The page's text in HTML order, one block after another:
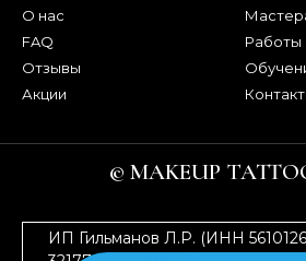
О нас
FAQ
Отзывы
Акции
Работы
© MAKEUP
ИП Гильманов Л.Р. (ИНН